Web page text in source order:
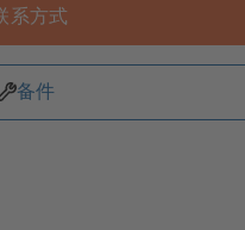
系方式
备件